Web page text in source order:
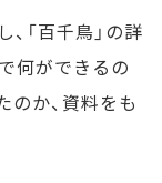
「百千鳥」の詳
何ができるの
のか、資料をも